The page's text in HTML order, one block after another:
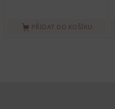
PŘIDAT DO KOŠÍKU